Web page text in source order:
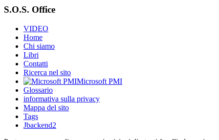
S.O.S. Office
VIDEO
Home
Chi siamo
Libri
Contatti
Ricerca nel sito
Microsoft PMI
Glossario
informativa sulla privacy
Mappa del sito
Tags
Jbackend2